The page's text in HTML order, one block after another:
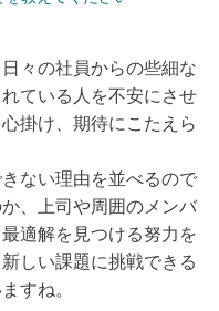
々の社員からの些細な
ている人を不安にさせ
掛け、期待にこたえら
ない理由を並べるので
、上司や周囲のメンバ
適解を見つける努力を
しい課題に挑戦できる
すね。